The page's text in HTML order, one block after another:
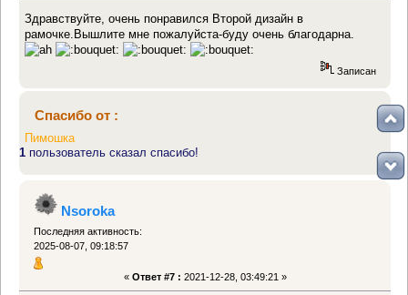
Здравствуйте, очень понравился Второй дизайн в
рамочке.Вышлите мне пожалуйста-буду очень благодарна.
Записан
Спасибо от :
Пимошка
1 пользователь сказал спасибо!
Nsoroka
Последняя активность:
2025-08-07, 09:18:57
« Ответ #7 : 2021-12-28, 03:49:21 »